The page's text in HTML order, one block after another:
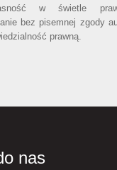
w świetle
bez pisemnej zgody
prawną.
nas